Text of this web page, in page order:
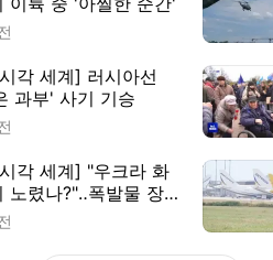
각 세계] 러시아선
과부' 사기 기승
각 세계] "우크라 화
노렸나?"‥폭발물 장
론 발견